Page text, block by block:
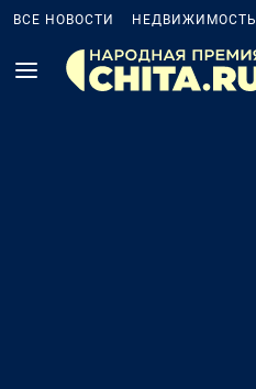
ВСЕ НОВОСТИ НЕДВИЖИМОСТЬ